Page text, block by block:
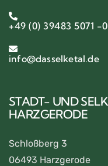
+49 (0) 39483 5071 -0
info@dasselketal.de
STADT- UND
HARZGERODE
Schloßberg 3
06493 Harzgerode